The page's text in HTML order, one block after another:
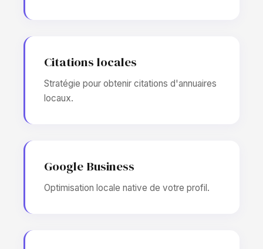
Citations locales
Stratégie pour obtenir citations d'annuaires
locaux.
Google Business
Optimisation locale native de votre profil.